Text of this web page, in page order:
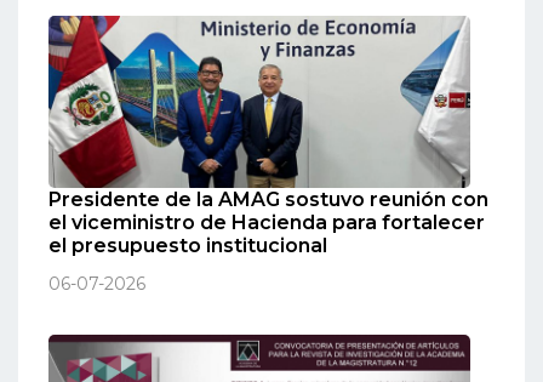
Presidente de la AMAG sostuvo reunión con
el viceministro de Hacienda para fortalecer
el presupuesto institucional
06-07-2026